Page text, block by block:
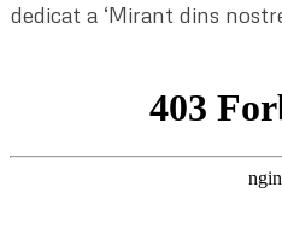
dedicat a ‘Mirant dins